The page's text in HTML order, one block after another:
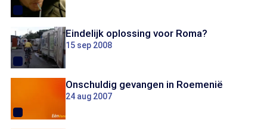
Eindelijk oplossing voor Roma?
15 sep 2008
Onschuldig gevangen in Roemenië
24 aug 2007